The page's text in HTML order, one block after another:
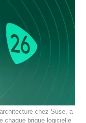
chez Suse, a
chaque brique logicielle